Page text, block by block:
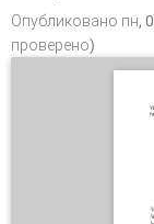
Опубликовано пн,
проверено)